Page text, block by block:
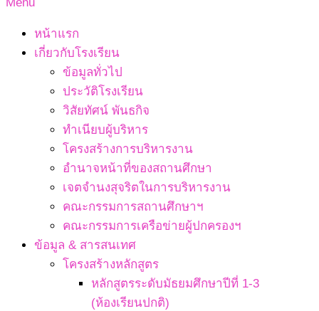
Menu
หน้าแรก
เกี่ยวกับโรงเรียน
ข้อมูลทั่วไป
ประวัติโรงเรียน
วิสัยทัศน์ พันธกิจ
ทำเนียบผู้บริหาร
โครงสร้างการบริหารงาน
อำนาจหน้าที่ของสถานศึกษา
เจตจํานงสุจริตในการบริหารงาน
คณะกรรมการสถานศึกษาฯ
คณะกรรมการเครือข่ายผู้ปกครองฯ
ข้อมูล & สารสนเทศ
โครงสร้างหลักสูตร
หลักสูตรระดับมัธยมศึกษาปีที่ 1-3
(ห้องเรียนปกติ)